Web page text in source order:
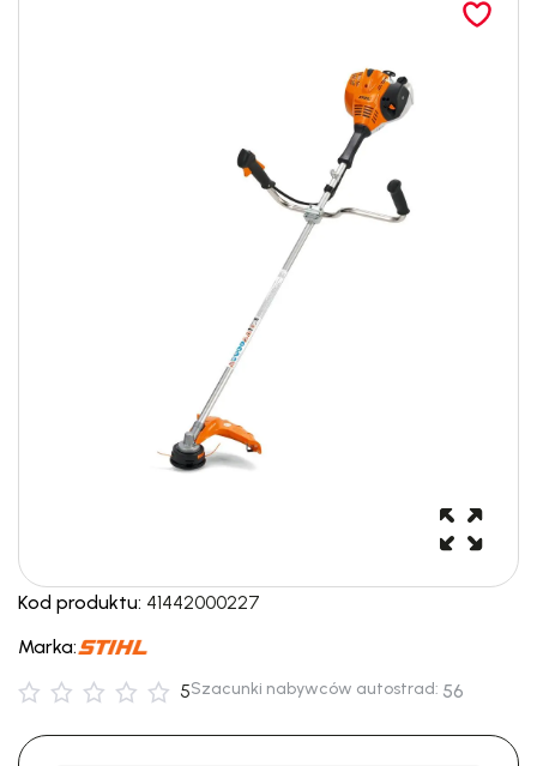
Kod produktu: 41442000227
Marka:
5Szacunki nabywców autostrad: 56